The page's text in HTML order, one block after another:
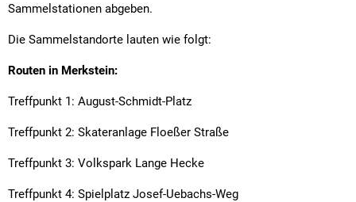
Sammelstationen abgeben.
Die Sammelstandorte lauten wie folgt:
Routen in Merkstein:
Treffpunkt 1: August-Schmidt-Platz
Treffpunkt 2: Skateranlage Floeßer Straße
Treffpunkt 3: Volkspark Lange Hecke
Treffpunkt 4: Spielplatz Josef-Uebachs-Weg